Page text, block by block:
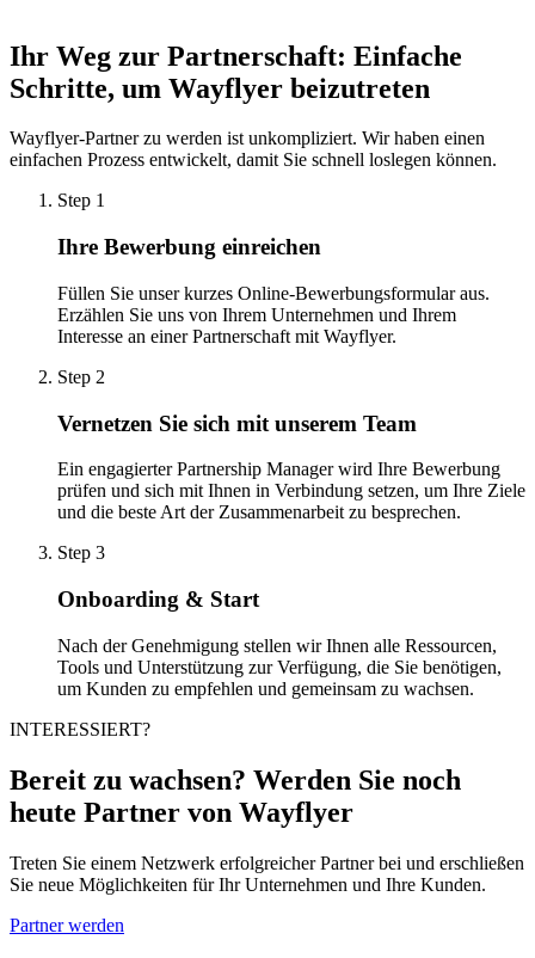
Ihr Weg zur Partnerschaft: Einfache
Schritte, um Wayflyer beizutreten
Wayflyer-Partner zu werden ist unkompliziert. Wir haben einen
einfachen Prozess entwickelt, damit Sie schnell loslegen können.
Step 1
Ihre Bewerbung einreichen
Füllen Sie unser kurzes Online-Bewerbungsformular aus.
Erzählen Sie uns von Ihrem Unternehmen und Ihrem
Interesse an einer Partnerschaft mit Wayflyer.
Step 2
Vernetzen Sie sich mit unserem Team
Ein engagierter Partnership Manager wird Ihre Bewerbung
prüfen und sich mit Ihnen in Verbindung setzen, um Ihre Ziele
und die beste Art der Zusammenarbeit zu besprechen.
Step 3
Onboarding & Start
Nach der Genehmigung stellen wir Ihnen alle Ressourcen,
Tools und Unterstützung zur Verfügung, die Sie benötigen,
um Kunden zu empfehlen und gemeinsam zu wachsen.
INTERESSIERT?
Bereit zu wachsen? Werden Sie noch
heute Partner von Wayflyer
Treten Sie einem Netzwerk erfolgreicher Partner bei und erschließen
Sie neue Möglichkeiten für Ihr Unternehmen und Ihre Kunden.
Partner werden